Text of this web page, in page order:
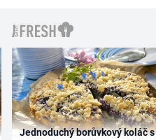
Jednoduchý borůvkový koláč s